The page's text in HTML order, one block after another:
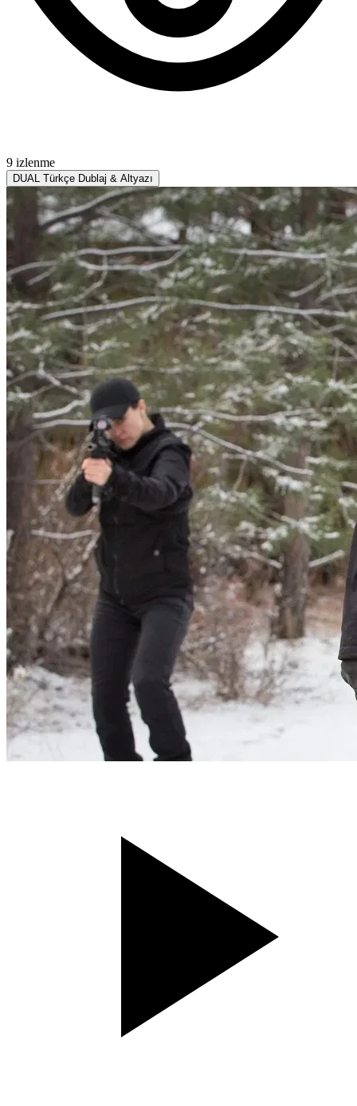
9 izlenme
DUAL Türkçe Dublaj & Altyazı